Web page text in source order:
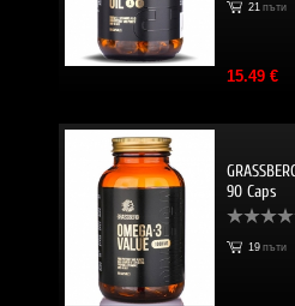
21 пъти
15.49 €
90 Caps
19 пъти